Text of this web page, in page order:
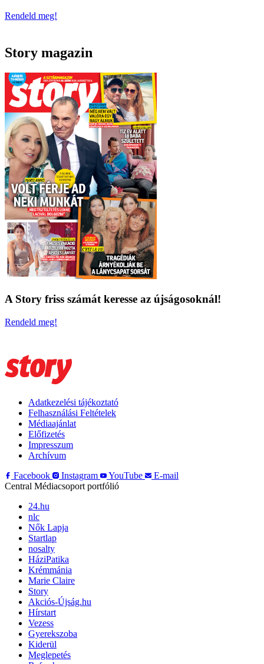
Rendeld meg!
Story magazin
A Story friss számát keresse az újságosoknál!
Rendeld meg!
Adatkezelési tájékoztató
Felhasználási Feltételek
Médiaajánlat
Előfizetés
Impresszum
Archívum
Facebook
Instagram YouTube
E-mail
Central Médiacsoport portfólió
24.hu
nlc
Nők Lapja
Startlap
nosalty
HáziPatika
Krémmánia
Marie Claire
Story
Akciós-Újság.hu
Hírstart
Vezess
Gyerekszoba
Kiderül
Meglepetés